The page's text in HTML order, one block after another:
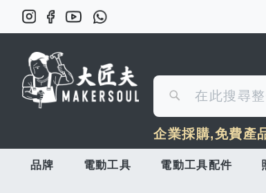
尋
搜
尋
企業採購,免費產
品牌 電動工具 電動工具配件